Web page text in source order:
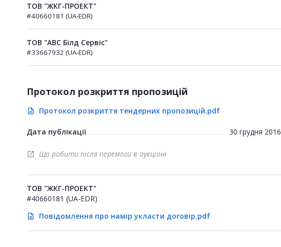
ТОВ "ЖКГ-ПРОЕКТ"
#40660181 (UA-EDR)
ТОВ "АВС Білд Сервіс"
#33667932 (UA-EDR)
Протокол розкриття пропозицій
description Протокол розкриття тендерних пропозицій.pdf
Дата публікації 30 грудня 2016
open_in_new Що робити після перемоги в аукціоні
ТОВ "ЖКГ-ПРОЕКТ"
#40660181 (UA-EDR)
description Повідомлення про намір укласти договір.pdf